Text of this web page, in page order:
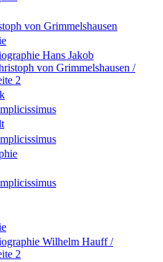
von Grimmelshausen
Hans Jakob
von Grimmelshausen /
2
Wilhelm Hauff /
2